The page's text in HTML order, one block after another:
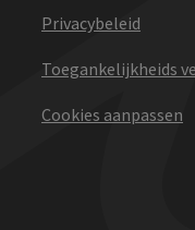
Privacybeleid
Toegankelijkheids
Cookies aanpassen